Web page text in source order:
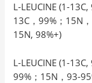
L-LEUCINE (1-
13C，99%；15N
15N, 98%+)
L-LEUCINE (1-
99%；15N，93-